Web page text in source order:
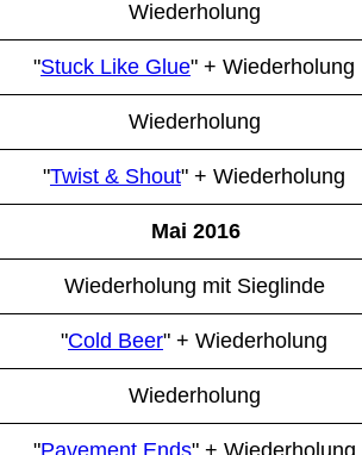
Wiederholung
"Stuck Like Glue" + Wiederholung
Wiederholung
"Twist & Shout" + Wiederholung
Mai 2016
Wiederholung mit Sieglinde
"Cold Beer" + Wiederholung
Wiederholung